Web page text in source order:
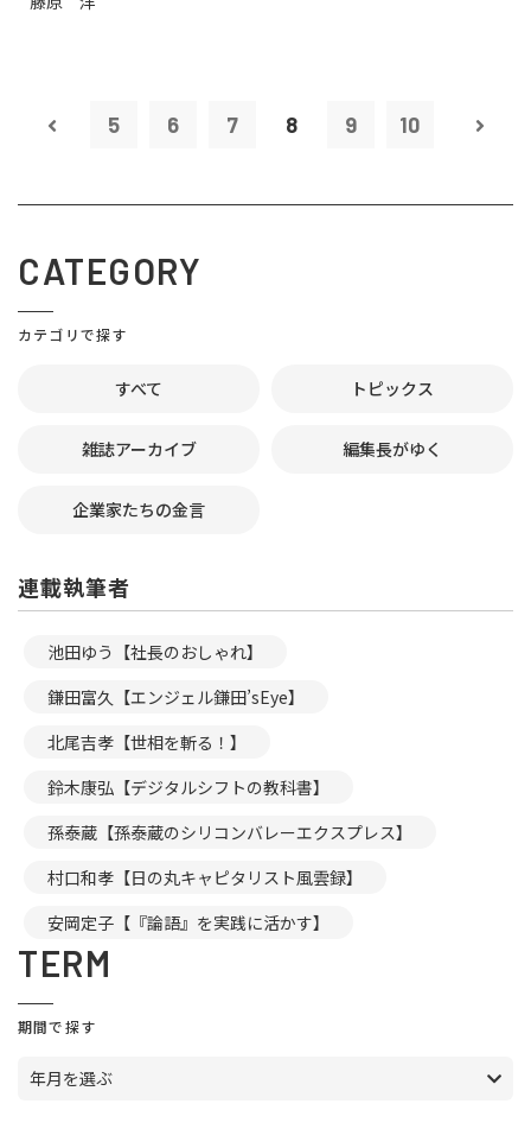
5 6 7 8 9 10
CATEGORY
カテゴリで探す
すべて トピックス
雑誌アーカイブ 編集長がゆく
企業家たちの金言
連載執筆者
池田ゆう【社長のおしゃれ】
鎌田富久【エンジェル鎌田’sEye】
北尾吉孝【世相を斬る！】
鈴木康弘【デジタルシフトの教科書】
孫泰蔵【孫泰蔵のシリコンバレーエクスプレス】
村口和孝【日の丸キャピタリスト風雲録】
安岡定子【『論語』を実践に活かす】
TERM
期間で探す
年月を選ぶ